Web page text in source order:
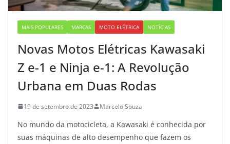
MAIS POPULARES MARCAS MOTO ELÉTRICA NOTÍCIAS
Novas Motos Elétricas Kawasaki
Z e-1 e Ninja e-1: A Revolução
Urbana em Duas Rodas
19 de setembro de 2023 Marcelo Souza
No mundo da motocicleta, a Kawasaki é conhecida por
suas máquinas de alto desempenho que fazem os